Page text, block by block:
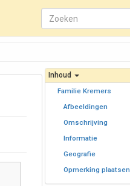
Inhoud
Familie Kremers
Afbeeldingen
Omschrijving
Informatie
Geografie
Opmerking plaatsen